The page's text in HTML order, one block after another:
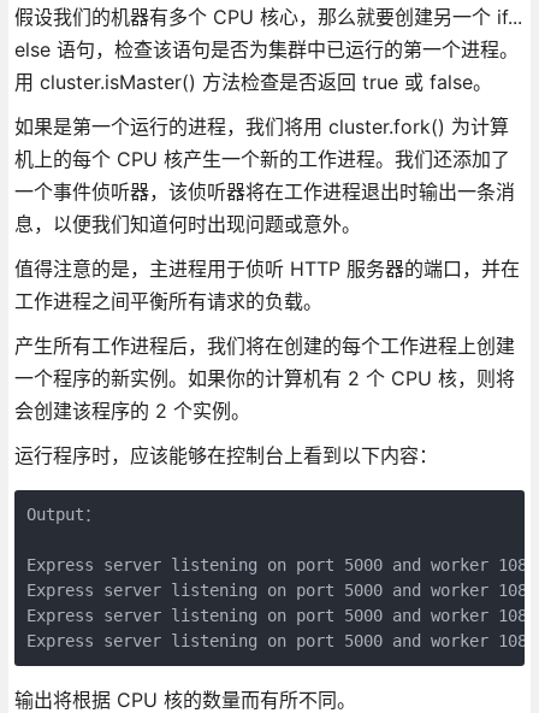
假设我们的机器有多个 CPU 核心，那么就要创建另一个 if...
else 语句，检查该语句是否为集群中已运行的第一个进程。
用 cluster.isMaster() 方法检查是否返回 true 或 false。
如果是第一个运行的进程，我们将用 cluster.fork() 为计算
机上的每个 CPU 核产生一个新的工作进程。我们还添加了
一个事件侦听器，该侦听器将在工作进程退出时输出一条消
息，以便我们知道何时出现问题或意外。
值得注意的是，主进程用于侦听 HTTP 服务器的端口，并在
工作进程之间平衡所有请求的负载。
产生所有工作进程后，我们将在创建的每个工作进程上创建
一个程序的新实例。如果你的计算机有 2 个 CPU 核，则将
会创建该程序的 2 个实例。
运行程序时，应该能够在控制台上看到以下内容：
Output：
Express server listening on port 5000 and worker
Express server listening on port 5000 and worker
Express server listening on port 5000 and worker
输出将根据 CPU 核的数量而有所不同。